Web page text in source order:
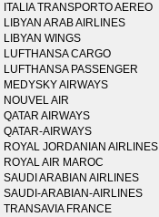
ITALIA TRANSPORTO AEREO
LIBYAN ARAB AIRLINES
LIBYAN WINGS
LUFTHANSA CARGO
LUFTHANSA PASSENGER
MEDYSKY AIRWAYS
NOUVEL AIR
QATAR AIRWAYS
QATAR-AIRWAYS
ROYAL JORDANIAN AIRLINES
ROYAL AIR MAROC
SAUDI ARABIAN AIRLINES
SAUDI-ARABIAN-AIRLINES
TRANSAVIA FRANCE